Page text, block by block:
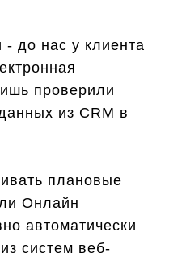
- до нас у клиента
проверили
из CRM в
плановые
Онлайн
автоматически
систем веб-